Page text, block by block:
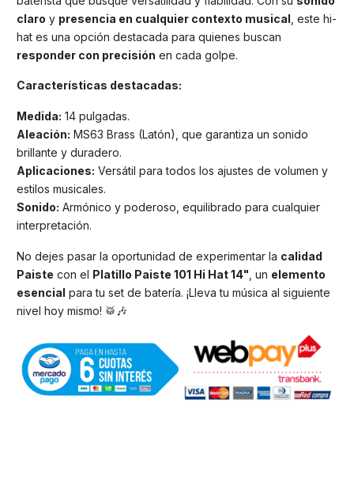
claro y presencia en cualquier contexto musical , este hi-
hat es una opción destacada para quienes buscan
responder con precisión en cada golpe.
Características destacadas:
Medida: 14 pulgadas.
Aleación: MS63 Brass (Latón), que garantiza un sonido
brillante y duradero.
Aplicaciones: Versátil para todos los ajustes de volumen y
estilos musicales.
Sonido: Armónico y poderoso, equilibrado para cualquier
interpretación.
No dejes pasar la oportunidad de experimentar la calidad
Paiste con el Platillo Paiste 101 Hi Hat 14" , un elemento
esencial para tu set de batería. ¡Lleva tu música al siguiente
nivel hoy mismo! 🥁🎶